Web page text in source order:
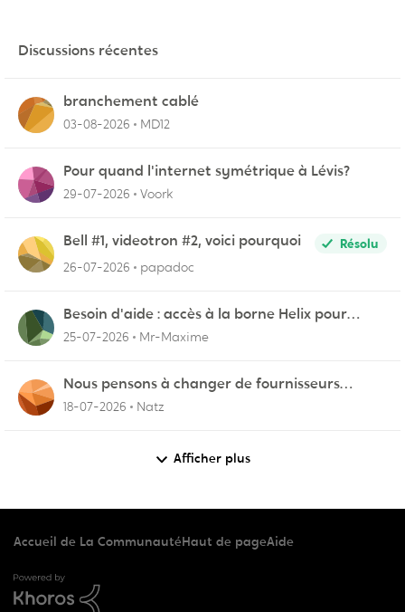
Discussions récentes
branchement cablé
03-08-2026 MD12
Pour quand l'internet symétrique à Lévis?
29-07-2026 Voork
Bell #1, videotron #2, voici pourquoi
Résolu
26-07-2026
papadoc
Besoin d'aide : accès à la borne Helix pour
vérifier l'UPnP NAT Black Ops 2
25-07-2026 Mr-Maxime
Nous pensons à changer de fournisseurs…
18-07-2026 Natz
Afficher plus
Accueil de La CommunautéHaut de pageAide